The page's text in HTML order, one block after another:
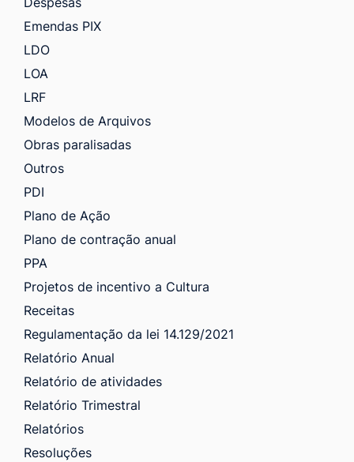
Emendas PIX
LDO
LOA
LRF
Modelos de Arquivos
Obras paralisadas
Outros
PDI
Plano de Ação
Plano de contração anual
PPA
Projetos de incentivo a Cultura
Receitas
Regulamentação da lei 14.129/2021
Relatório Anual
Relatório de atividades
Relatório Trimestral
Relatórios
Resoluções